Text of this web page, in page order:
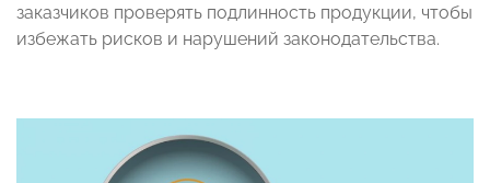
заказчиков проверять подлинность продукции, чтобы
избежать рисков и нарушений законодательства.